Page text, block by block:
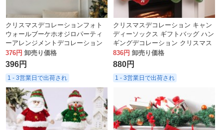
クリスマスデコレーションフォト
ウォールブーケホオジロパーティ
ーアレンジメントデコレーション
クリップクリスマスツリーフェル
ト小旗
376円 卸売り価格
396円
1 - 3営業日で出荷され
クリスマスデコレーション キャン
ディーソックス ギフトバッグ ハン
ギングデコレーション クリスマス
ギフトソックス クリスマスソック
ス
836円 卸売り価格
880円
1 - 3営業日で出荷され